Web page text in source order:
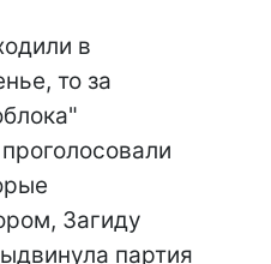
в
то за
Загиду
партия